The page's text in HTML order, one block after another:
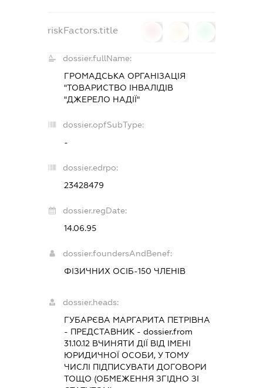
riskFactors.title
dossier.fullName:
ГРОМАДСЬКА ОРГАНІЗАЦІЯ
"ТОВАРИСТВО ІНВАЛІДІВ
"ДЖЕРЕЛО НАДІЇ"
dossier.opfSubType:
-
dossier.edrpo:
23428479
dossier.regDate:
14.06.95
dossier.foundersAndBenef:
ФІЗИЧНИХ ОСІБ-150 ЧЛЕНІВ
dossier.heads:
ГУБАРЄВА МАРГАРИТА ПЕТРІВНА
- ПРЕДСТАВНИК - dossier.from
31.10.12 ВЧИНЯТИ ДІЇ ВІД ІМЕНІ
ЮРИДИЧНОЇ ОСОБИ, У ТОМУ
ЧИСЛІ ПІДПИСУВАТИ ДОГОВОРИ
ТОЩО (ОБМЕЖЕННЯ ЗГІДНО ЗІ